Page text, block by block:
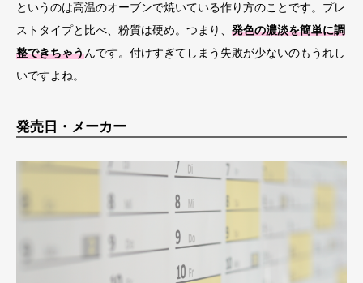
というのは高温のオーブンで焼いている作り方のことです。プレ
ストタイプと比べ、粉質は硬め。つまり、 発色の濃淡を簡単に調
整できちゃうんです。付けすぎてしまう失敗が少ないのもうれし
いですよね。
発売日・メーカー